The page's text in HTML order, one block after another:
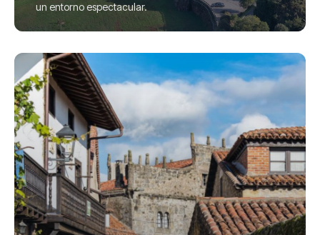
un entorno espectacular.